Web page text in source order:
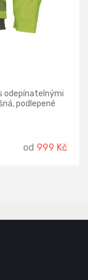
odepínatelnými
podlepené
od 999 Kč